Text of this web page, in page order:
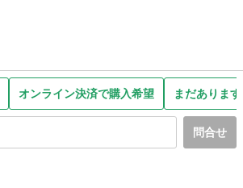
オンライン決済で購入希望 まだありま
問合せ